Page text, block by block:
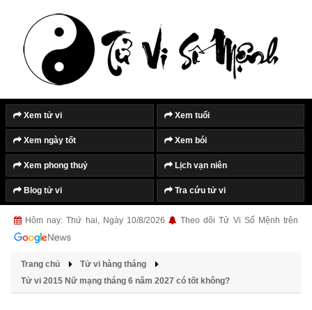
Xem tử vi Xem tuổi
Xem ngày tốt Xem bói
Xem phong thuỷ Lịch vạn niên
Blog tử vi Tra cứu tử vi
Hôm nay: Thứ hai, Ngày 10/8/2026 Theo dõi Tử Vi Số Mệnh trên
Trang chủ
Tử vi hàng tháng
Tử vi 2015 Nữ mạng tháng 6 năm 2027 có tốt không?